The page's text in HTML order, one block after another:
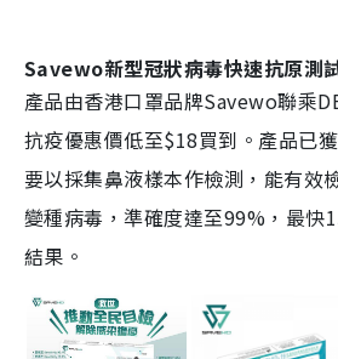
Savewo新型冠狀病毒快速抗原測
產品由香港口罩品牌Savewo聯乘
抗疫優惠價低至$18買到。產品已
要以採集鼻液樣本作檢測，能有
變種病毒，準確度達至99%，最快
結果。